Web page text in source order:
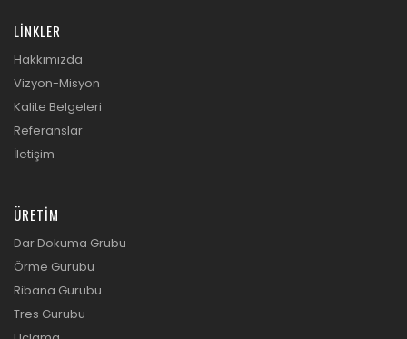
LINKLER
Hakkımızda
Vizyon-Misyon
Kalite Belgeleri
Referanslar
İletişim
ÜRETIM
Dar Dokuma Grubu
Örme Gurubu
Ribana Gurubu
Tres Gurubu